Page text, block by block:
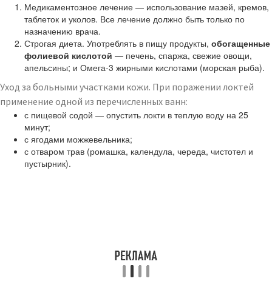
Медикаментозное лечение — использование мазей, кремов,
таблеток и уколов. Все лечение должно быть только по
назначению врача.
Строгая диета. Употреблять в пищу продукты, обогащенные
фолиевой кислотой — печень, спаржа, свежие овощи,
апельсины; и Омега-3 жирными кислотами (морская рыба).
Уход за больными участками кожи. При поражении локтей
применение одной из перечисленных ванн:
с пищевой содой — опустить локти в теплую воду на 25
минут;
с ягодами можжевельника;
с отваром трав (ромашка, календула, череда, чистотел и
пустырник).